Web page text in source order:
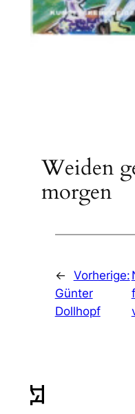
Weiden
morgen
← Vorherige:
Günter
Dollhopf